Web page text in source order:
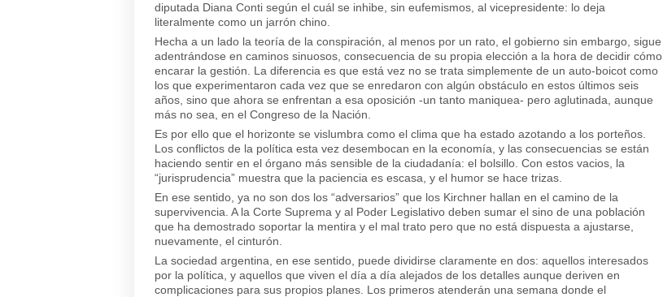
diputada Diana Conti según el cuál se inhibe, sin eufemismos, al vicepresidente: lo deja
literalmente como un jarrón chino.
Hecha a un lado la teoría de la conspiración, al menos por un rato, el gobierno sin embargo, sigue
adentrándose en caminos sinuosos, consecuencia de su propia elección a la hora de decidir cómo
encarar la gestión. La diferencia es que está vez no se trata simplemente de un auto-boicot como
los que experimentaron cada vez que se enredaron con algún obstáculo en estos últimos seis
años, sino que ahora se enfrentan a esa oposición -un tanto maniquea- pero aglutinada, aunque
más no sea, en el Congreso de la Nación.
Es por ello que el horizonte se vislumbra como el clima que ha estado azotando a los porteños.
Los conflictos de la política esta vez desembocan en la economía, y las consecuencias se están
haciendo sentir en el órgano más sensible de la ciudadanía: el bolsillo. Con estos vacios, la
“jurisprudencia” muestra que la paciencia es escasa, y el humor se hace trizas.
En ese sentido, ya no son dos los “adversarios” que los Kirchner hallan en el camino de la
supervivencia. A la Corte Suprema y al Poder Legislativo deben sumar el sino de una población
que ha demostrado soportar la mentira y el mal trato pero que no está dispuesta a ajustarse,
nuevamente, el cinturón.
La sociedad argentina, en ese sentido, puede dividirse claramente en dos: aquellos interesados
por la política, y aquellos que viven el día a día alejados de los detalles aunque deriven en
complicaciones para sus propios planes. Los primeros atenderán una semana donde el